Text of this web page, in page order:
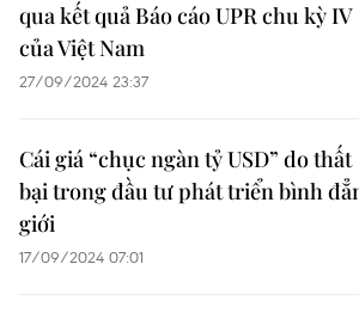
qua kết quả Báo cáo UPR chu kỳ IV
của Việt Nam
27/09/2024 23:37
Cái giá “chục ngàn tỷ USD” do thất
bại trong đầu tư phát triển bình
giới
17/09/2024 07:01